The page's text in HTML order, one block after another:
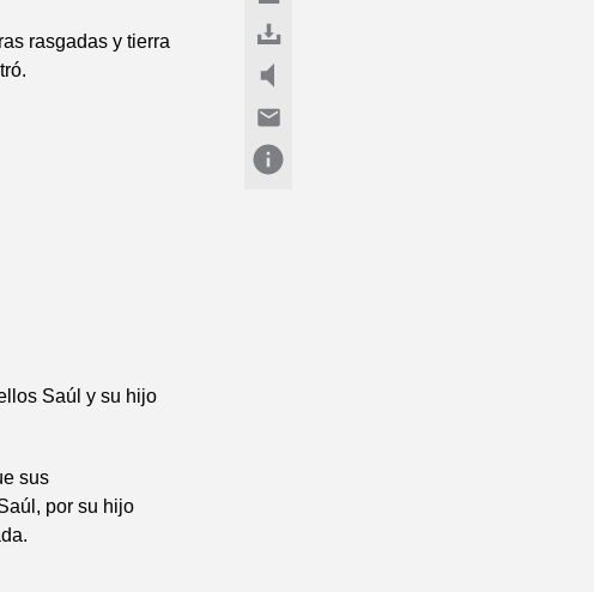
rasgadas y tierra
Saúl y su hijo
sus
por su hijo